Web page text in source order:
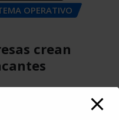
OPERATIVO
crean